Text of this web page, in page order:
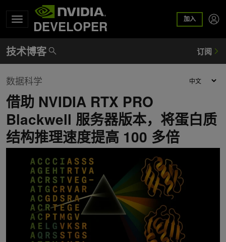
DEVELOPER 加入
数据科学
借助 NVIDIA RTX PRO
Blackwell 服务器版本，将蛋白质
结构推理速度提高 100 多倍